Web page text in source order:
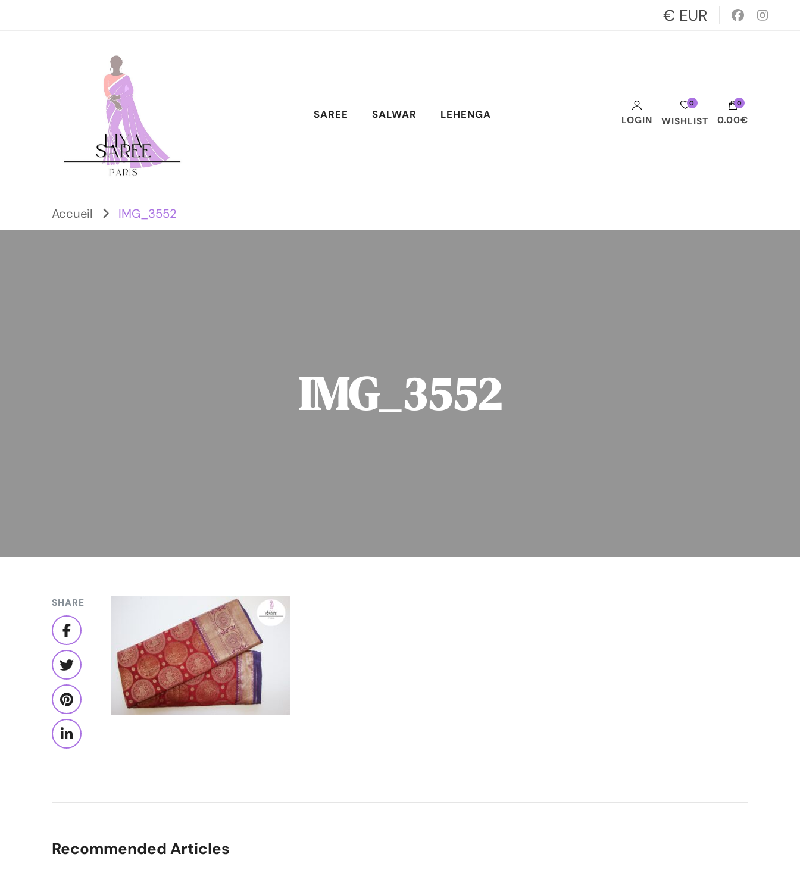
€ EUR
SAREE SALWAR LEHENGA LOGIN
0
WISHLIST
0
0.00€
Accueil IMG_3552
IMG_3552
SHARE
Recommended Articles